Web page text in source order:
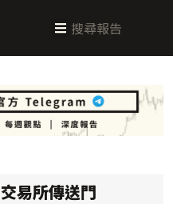
交易所傳送門